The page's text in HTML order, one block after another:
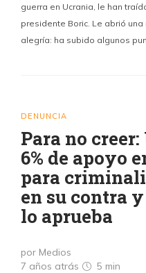
guerra en Ucrania, le han
presidente Boric. Le abrió
alegría: ha subido algunos
DENUNCIA
Para no
6% de apoyo
para
en su contra
lo aprueba
por Medios
7 años atrás
5 min